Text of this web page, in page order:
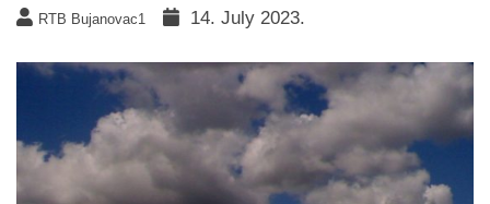
RTB Bujanovac1 14. July 2023.